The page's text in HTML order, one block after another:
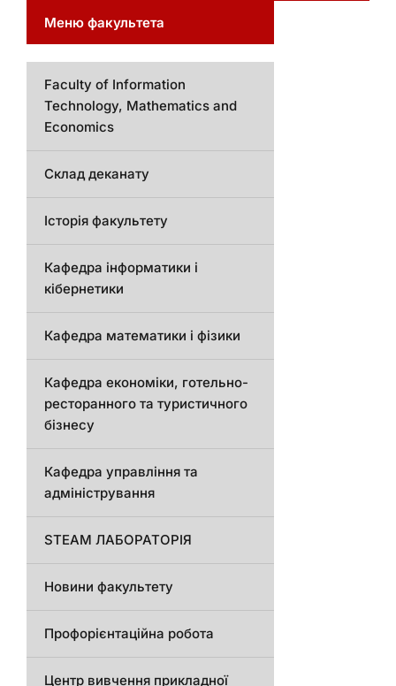
Меню факультета
Faculty of Information
Technology, Mathematics and
Economics
Склад деканату
Історія факультету
Кафедра інформатики і
кібернетики
Кафедра математики і фізики
Кафедра економіки, готельно-
ресторанного та туристичного
бізнесу
Кафедра управління та
адміністрування
STEAM ЛАБОРАТОРІЯ
Новини факультету
Профорієнтаційна робота
Центр вивчення прикладної